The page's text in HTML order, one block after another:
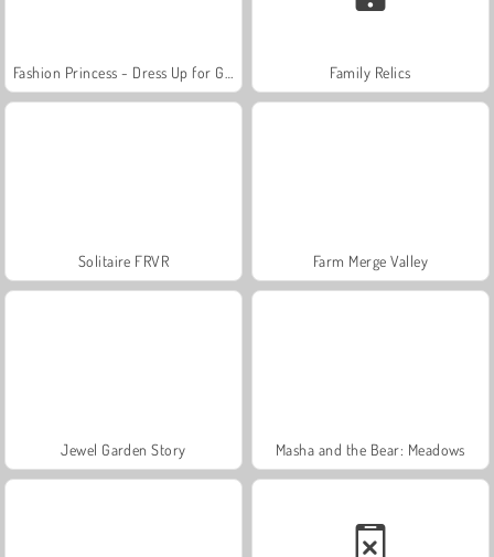
Family Relics
Solitaire FRVR Farm Merge Valley
Jewel Garden Story Masha and the Bear: Meadows